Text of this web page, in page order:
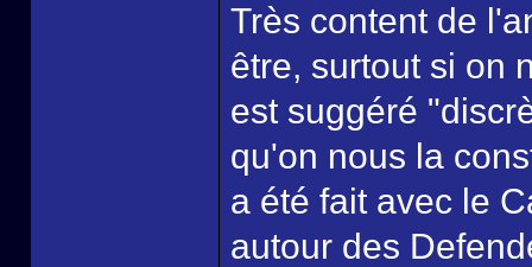
Très content de
être, surtout si on
est suggéré
qu'on nous la
a été fait avec le
autour des